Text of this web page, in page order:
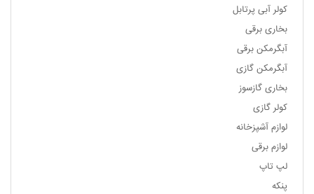
کولر آبی پرتابل
بخاری برقی
آبگرمکن برقی
آبگرمکن گازی
بخاری گازسوز
کولر گازی
لوازم آشپزخانه
لوازم برقی
لپ تاپ
پنکه